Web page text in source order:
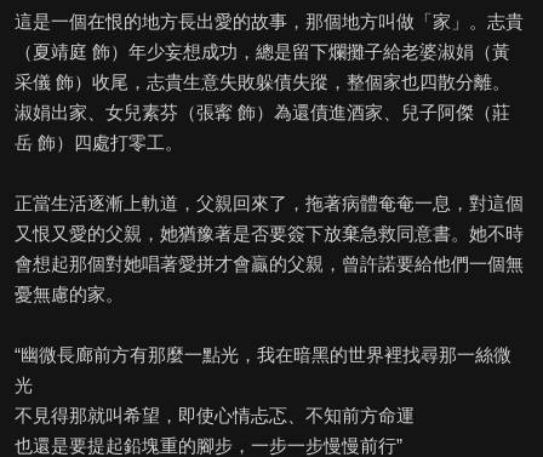
這是一個在恨的地方長出愛的故事，那個地方叫做「家」。志貴
（夏靖庭 飾）年少妄想成功，總是留下爛攤子給老婆淑娟（黃
采儀 飾）收尾，志貴生意失敗躲債失蹤，整個家也四散分離。
淑娟出家、女兒素芬（張寗 飾）為還債進酒家、兒子阿傑（莊
岳 飾）四處打零工。
正當生活逐漸上軌道，父親回來了，拖著病體奄奄一息，對這個
又恨又愛的父親，她猶豫著是否要簽下放棄急救同意書。她不時
會想起那個對她唱著愛拼才會贏的父親，曾許諾要給他們一個無
憂無慮的家。
“幽微長廊前方有那麼一點光，我在暗黑的世界裡找尋那一絲微
光
不見得那就叫希望，即使心情忐忑、不知前方命運
也還是要提起鉛塊重的腳步，一步一步慢慢前行”